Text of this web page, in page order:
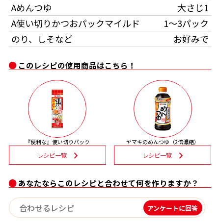
サッと鍋® 楽チン鍋®
楽チン屋® ストレートつゆ
かつお節レシピ
めんつゆレシピ
割烹白だしレシピ
レシピ特設サイト
割烹白だしレシピ特集
だし巻き卵特集
かつおだしが決め手！簡単茶碗蒸し
だしコミュ
このレシピの使用商品はこちら！
『便利な』使い切りパック
レシピ一覧
ヤマキのめんつゆ（2倍濃縮）
レシピ一覧
あなたならこのレシピと合わせて何を作りますか？
アンケートに回答
Aめんつゆ
大さじ1
A使い切りかつおパックマイルド
1～3パック
のり、しそなど
お好みで